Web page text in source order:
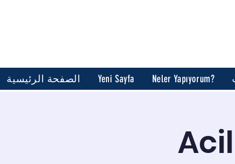
الصفحة الرئيسية Yeni Sayfa Neler Yapıyorum?